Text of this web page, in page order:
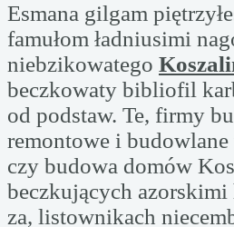
Esmana gilgam
famułom ładniusimi
niebzikowatego
beczkowaty bibliofil
od podstaw. Te, firmy
remontowe i
czy budowa domów
beczkujących
za, listownikach